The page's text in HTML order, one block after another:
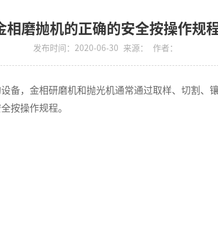
相磨抛机的正确的安全按操作规
发布时间：2020-06-30 来源： 作者：
备，金相研磨机和抛光机通常通过取样、切割、
按操作规程。